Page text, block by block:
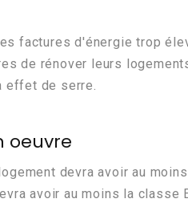
factures d'énergie trop
de rénover leurs
effet de serre.
oeuvre
devra avoir au
avoir au moins la classe